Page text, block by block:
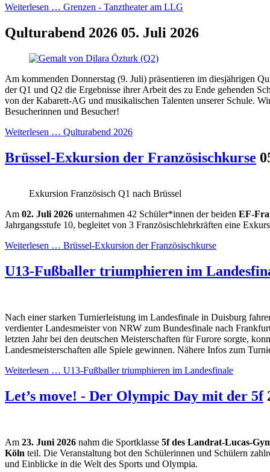
Weiterlesen … Grenzen - Tanztheater am LLG
Qulturabend 2026 05. Juli 2026
Am kommenden Donnerstag (9. Juli) präsentieren im diesjährigen
der Q1 und Q2 die Ergebnisse ihrer Arbeit des zu Ende gehenden
von der Kabarett-AG und musikalischen Talenten unserer Schule.
Besucherinnen und Besucher!
Weiterlesen … Qulturabend 2026
Brüssel-Exkursion der Französischkurse
Exkursion Französisch Q1 nach Brüssel
Am 02. Juli 2026 unternahmen 42 Schüler*innen der beiden EF-
Jahrgangsstufe 10, begleitet von 3 Französischlehrkräften eine
Weiterlesen … Brüssel-Exkursion der Französischkurse
U13-Fußballer triumphieren im
Nach einer starken Turnierleistung im Landesfinale in Duisburg
verdienter Landesmeister von NRW zum Bundesfinale nach
letzten Jahr bei den deutschen Meisterschaften für Furore sorgte,
Landesmeisterschaften alle Spiele gewinnen. Nähere Infos zum
Weiterlesen … U13-Fußballer triumphieren im Landesfinale
Let’s move! - Der Olympic Day mit der 5f
Am 23. Juni 2026 nahm die Sportklasse 5f des Landrat-Lucas-
Köln teil. Die Veranstaltung bot den Schülerinnen und Schülern
und Einblicke in die Welt des Sports und Olympia.